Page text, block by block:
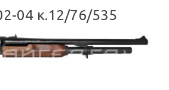
04 к.12/76/535